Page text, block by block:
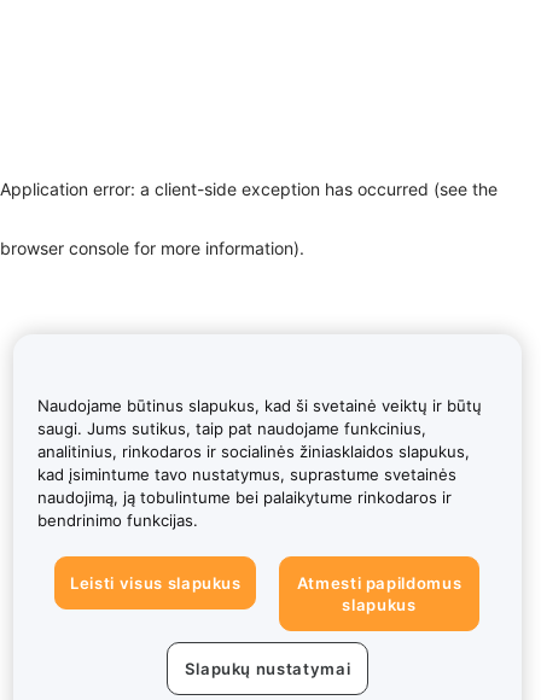
Application error: a client-side exception has occurred (see the
browser console for more information).
Naudojame būtinus slapukus, kad ši svetainė veiktų ir būtų
saugi. Jums sutikus, taip pat naudojame funkcinius,
analitinius, rinkodaros ir socialinės žiniasklaidos slapukus,
kad įsimintume tavo nustatymus, suprastume svetainės
naudojimą, ją tobulintume bei palaikytume rinkodaros ir
bendrinimo funkcijas.
Leisti visus slapukus
Atmesti papildomus
slapukus
Slapukų nustatymai